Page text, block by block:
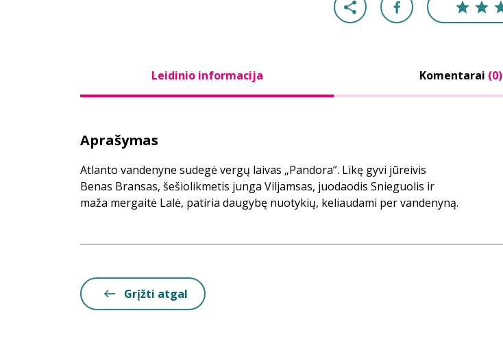
Leidinio informacija Komentarai (0)
Aprašymas
Atlanto vandenyne sudegė vergų laivas „Pandora”. Likę gyvi jūreivis
Benas Bransas, šešiolikmetis junga Viljamsas, juodaodis Snieguolis ir
maža mergaitė Lalė, patiria daugybę nuotykių, keliaudami per vandenyną.
Grįžti atgal